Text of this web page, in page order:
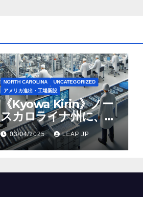
NORTH CAROLINA
UNCATEGORIZED
アメリカ進出・工場新設
《Kyowa Kirin》ノー
スカロライナ州に、北
米リージョン初の工場
建設を決定
03/04/2025 LEAP JP